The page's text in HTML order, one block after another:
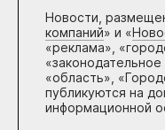
Новости,
компаний» и «
«реклама»,
«законодательное
«область»,
публикуются на
информационной